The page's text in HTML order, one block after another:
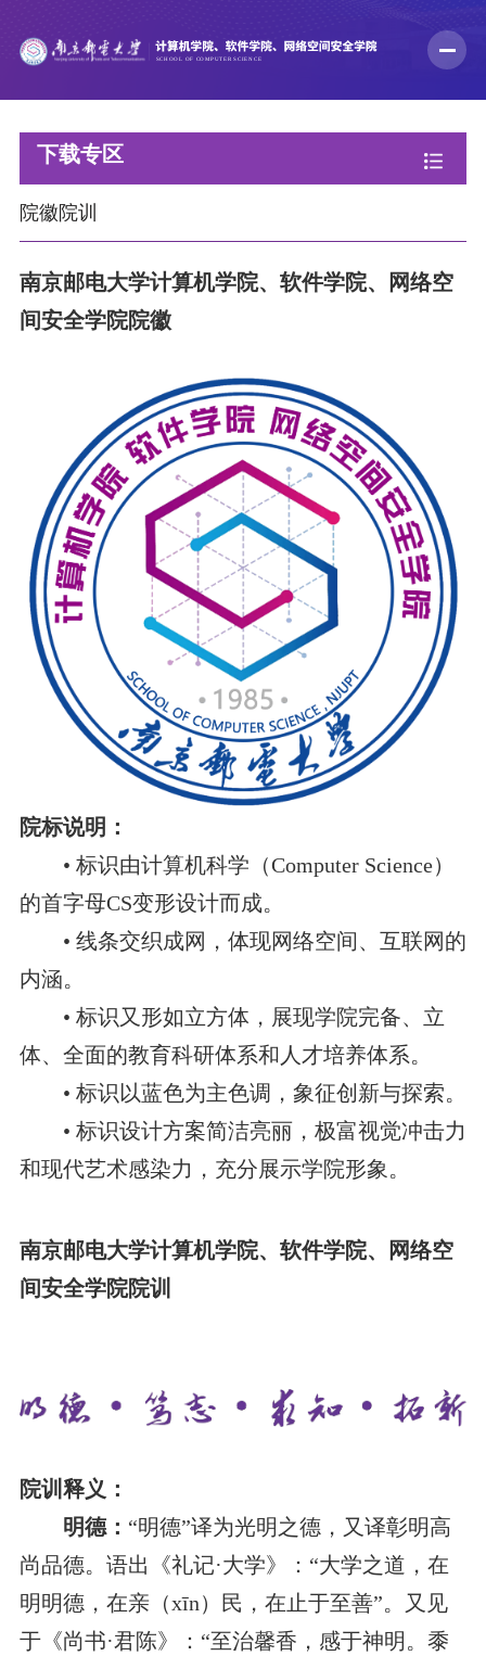
下载专区
院徽院训
南京邮电大学计算机学院、软件学院、网络空
间安全学院院徽
院标说明：
• 标识由计算机科学（Computer Science）
的首字母CS变形设计而成。
• 线条交织成网，体现网络空间、互联网的
内涵。
• 标识又形如立方体，展现学院完备、立
体、全面的教育科研体系和人才培养体系。
• 标识以蓝色为主色调，象征创新与探索。
• 标识设计方案简洁亮丽，极富视觉冲击力
和现代艺术感染力，充分展示学院形象。
南京邮电大学计算机学院、软件学院、网络空
间安全学院院训
院训释义：
明德： “明德”译为光明之德，又译彰明高
尚品德。语出《礼记·大学》：“大学之道，在
明明德，在亲（xīn）民，在止于至善”。又见
于《尚书·君陈》：“至治馨香，感于神明。黍